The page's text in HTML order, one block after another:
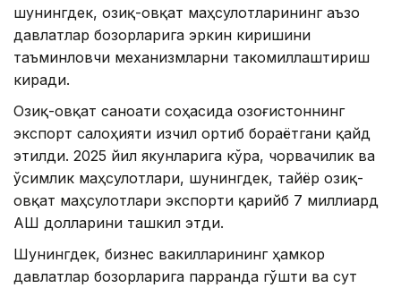
шунингдек, озиқ-овқат маҳсулотларининг аъзо
давлатлар бозорларига эркин киришини
таъминловчи механизмларни такомиллаштириш
киради.
Озиқ-овқат саноати соҳасида Қозоғистоннинг
экспорт салоҳияти изчил ортиб бораётгани қайд
этилди. 2025 йил якунларига кўра, чорвачилик ва
ўсимлик маҳсулотлари, шунингдек, тайёр озиқ-
овқат маҳсулотлари экспорти қарийб 7 миллиард
АҚШ долларини ташкил этди.
Шунингдек, бизнес вакилларининг ҳамкор
давлатлар бозорларига парранда гўшти ва сут